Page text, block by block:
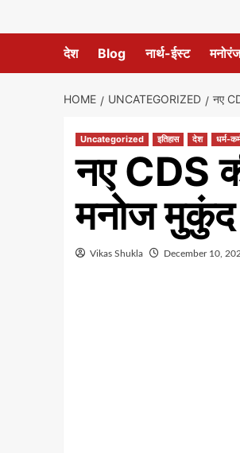
देश Blog नार्थ-ईस्ट
HOME UNCATEGORIZED नए
Uncategorized इतिहास देश धर्म-
नए CDS
मनोज
Vikas Shukla December 10,